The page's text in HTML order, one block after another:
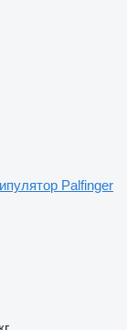
Palfinger